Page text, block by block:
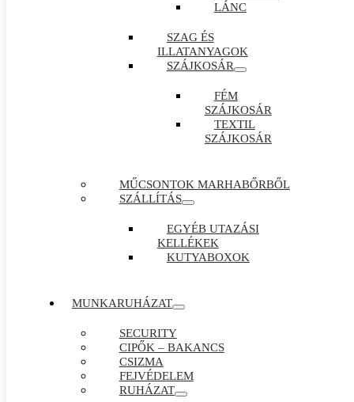
LÁNC
SZAG ÉS
ILLATANYAGOK
SZÁJKOSÁR
FÉM
SZÁJKOSÁR
TEXTIL
SZÁJKOSÁR
MŰCSONTOK MARHABŐRBŐL
SZÁLLÍTÁS
EGYÉB UTAZÁSI
KELLÉKEK
KUTYABOXOK
MUNKARUHÁZAT
SECURITY
CIPŐK – BAKANCS
CSIZMA
FEJVÉDELEM
RUHÁZAT